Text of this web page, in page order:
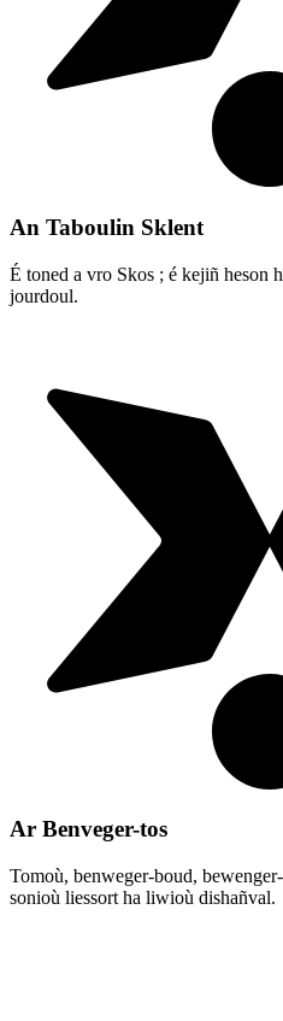
An Taboulin Sklent
É toned a vro Skos ; é kejiñ heson
jourdoul.
Ar Benveger-tos
Tomoù, benweger-boud,
sonioù liessort ha liwioù dishañval.